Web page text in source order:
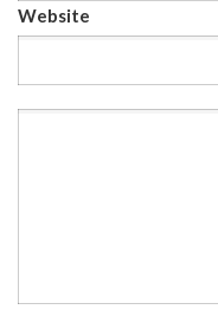
Website